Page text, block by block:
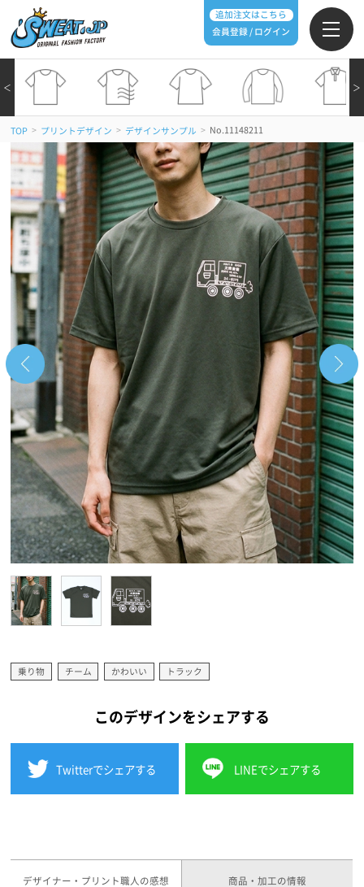
追加注文はこちら
会員登録 / ログイン
＞
＜
TOP > プリントデザイン > デザインサンプル > No.11148211
乗り物 チーム かわいい トラック
このデザインをシェアする
Twitterでシェアする LINEでシェアする
デザイナー・プリント職人の感想 商品・加工の情報